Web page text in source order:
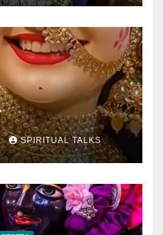
SPIRITUAL TALKS